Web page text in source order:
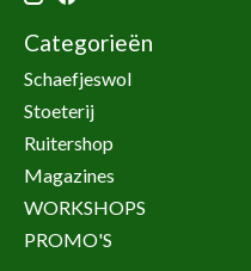
Categorieën
Schaefjeswol
Stoeterij
Ruitershop
Magazines
WORKSHOPS
PROMO'S